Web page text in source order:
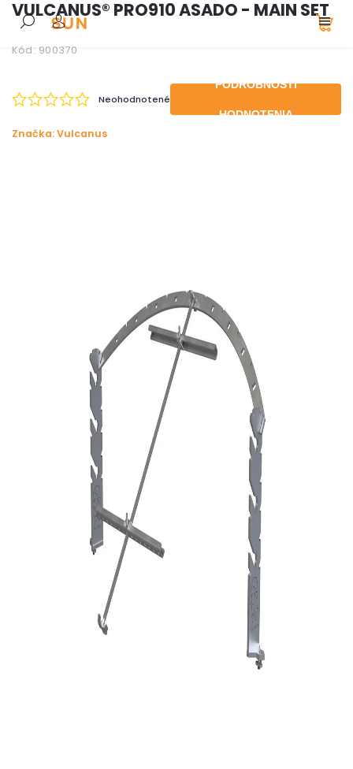
VULCANUS® PRO910 ASADO - MAIN SET
Kód: 900370
Neohodnotené
PODROBNOSTI
HODNOTENIA
Značka:Vulcanus